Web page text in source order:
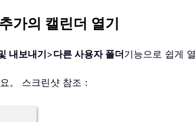
가의 캘린더 열기
내보내기>다른 사용자 폴더기능으로 쉽게
。 스크린샷 참조：